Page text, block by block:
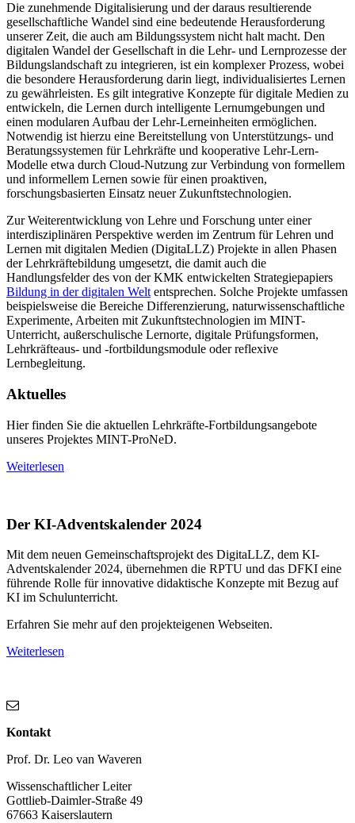
Die zunehmende Digitalisierung und der daraus resultierende
gesellschaftliche Wandel sind eine bedeutende Herausforderung
unserer Zeit, die auch am Bildungssystem nicht halt macht. Den
digitalen Wandel der Gesellschaft in die Lehr- und Lernprozesse der
Bildungslandschaft zu integrieren, ist ein komplexer Prozess, wobei
die besondere Herausforderung darin liegt, individualisiertes Lernen
zu gewährleisten. Es gilt integrative Konzepte für digitale Medien zu
entwickeln, die Lernen durch intelligente Lernumgebungen und
einen modularen Aufbau der Lehr-Lerneinheiten ermöglichen.
Notwendig ist hierzu eine Bereitstellung von Unterstützungs- und
Beratungssystemen für Lehrkräfte und kooperative Lehr-Lern-
Modelle etwa durch Cloud-Nutzung zur Verbindung von formellem
und informellem Lernen sowie für einen proaktiven,
forschungsbasierten Einsatz neuer Zukunftstechnologien.
Zur Weiterentwicklung von Lehre und Forschung unter einer
interdisziplinären Perspektive werden im Zentrum für Lehren und
Lernen mit digitalen Medien (DigitaLLZ) Projekte in allen Phasen
der Lehrkräftebildung umgesetzt, die damit auch die
Handlungsfelder des von der KMK entwickelten Strategiepapiers
Bildung in der digitalen Weltentsprechen. Solche Projekte umfassen
beispielsweise die Bereiche Differenzierung, naturwissenschaftliche
Experimente, Arbeiten mit Zukunftstechnologien im MINT-
Unterricht, außerschulische Lernorte, digitale Prüfungsformen,
Lehrkräfteaus- und -fortbildungsmodule oder reflexive
Lernbegleitung.
Aktuelles
Hier finden Sie die aktuellen Lehrkräfte-Fortbildungsangebote
unseres Projektes MINT-ProNeD.
Weiterlesen
Der KI-Adventskalender 2024
Mit dem neuen Gemeinschaftsprojekt des DigitaLLZ, dem KI-
Adventskalender 2024, übernehmen die RPTU und das DFKI eine
führende Rolle für innovative didaktische Konzepte mit Bezug auf
KI im Schulunterricht.
Erfahren Sie mehr auf den projekteigenen Webseiten.
Weiterlesen
Kontakt
Prof. Dr. Leo van Waveren
Wissenschaftlicher Leiter
Gottlieb-Daimler-Straße 49
67663 Kaiserslautern